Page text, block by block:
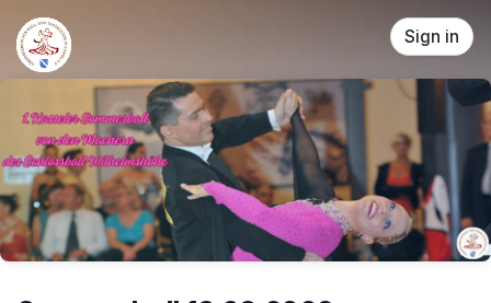
Skip header
Sign in